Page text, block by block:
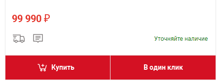
99 990 ₽
Купить В один клик